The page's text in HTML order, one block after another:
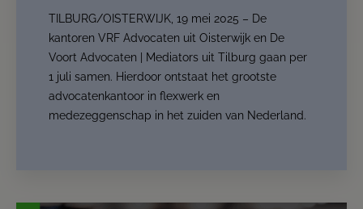
TILBURG/OISTERWIJK, 19 mei 2025 – De
kantoren VRF Advocaten uit Oisterwijk en De
Voort Advocaten | Mediators uit Tilburg gaan per
1 juli samen. Hierdoor ontstaat het grootste
advocatenkantoor in flexwerk en
medezeggenschap in het zuiden van Nederland.